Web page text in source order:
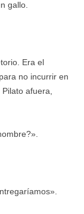
gallo.
Era el
no incurrir en
afuera,